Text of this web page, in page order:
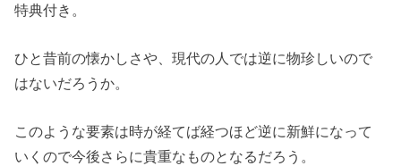
特典付き。
ひと昔前の懐かしさや、現代の人では逆に物珍しいので
はないだろうか。
このような要素は時が経てば経つほど逆に新鮮になって
いくので今後さらに貴重なものとなるだろう。